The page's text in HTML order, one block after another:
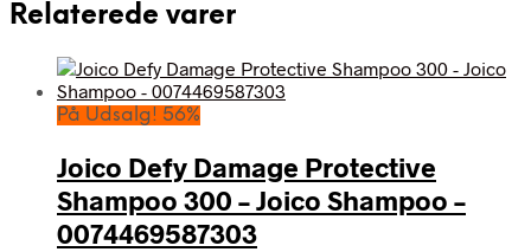
Relaterede varer
På Udsalg! 56%
Joico Defy Damage Protective
Shampoo 300 – Joico Shampoo –
0074469587303